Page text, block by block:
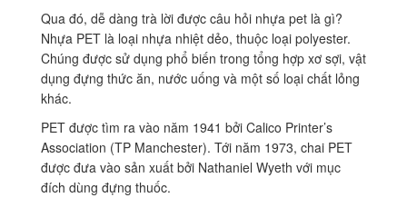
Qua đó, dễ dàng trà lời được câu hỏi nhựa pet là gì?
Nhựa PET là loại nhựa nhiệt dẻo, thuộc loại polyester.
Chúng được sử dụng phổ biến trong tổng hợp xơ sợi, vật
dụng đựng thức ăn, nước uống và một số loại chất lỏng
khác.
PET được tìm ra vào năm 1941 bởi Calico Printer’s
Association (TP Manchester). Tới năm 1973, chai PET
được đưa vào sản xuất bởi Nathaniel Wyeth với mục
đích dùng đựng thuốc.